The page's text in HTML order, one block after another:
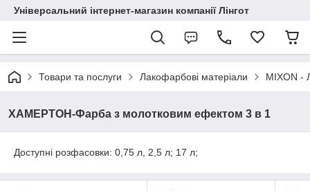
Універсальний інтернет-магазин компанії Лінгот
Товари та послуги Лакофарбові матеріали MIXON -
ХАМЕРТОН-Фарба з молотковим ефектом 3 в 1
Доступні розфасовки: 0,75 л, 2,5 л; 17 л;